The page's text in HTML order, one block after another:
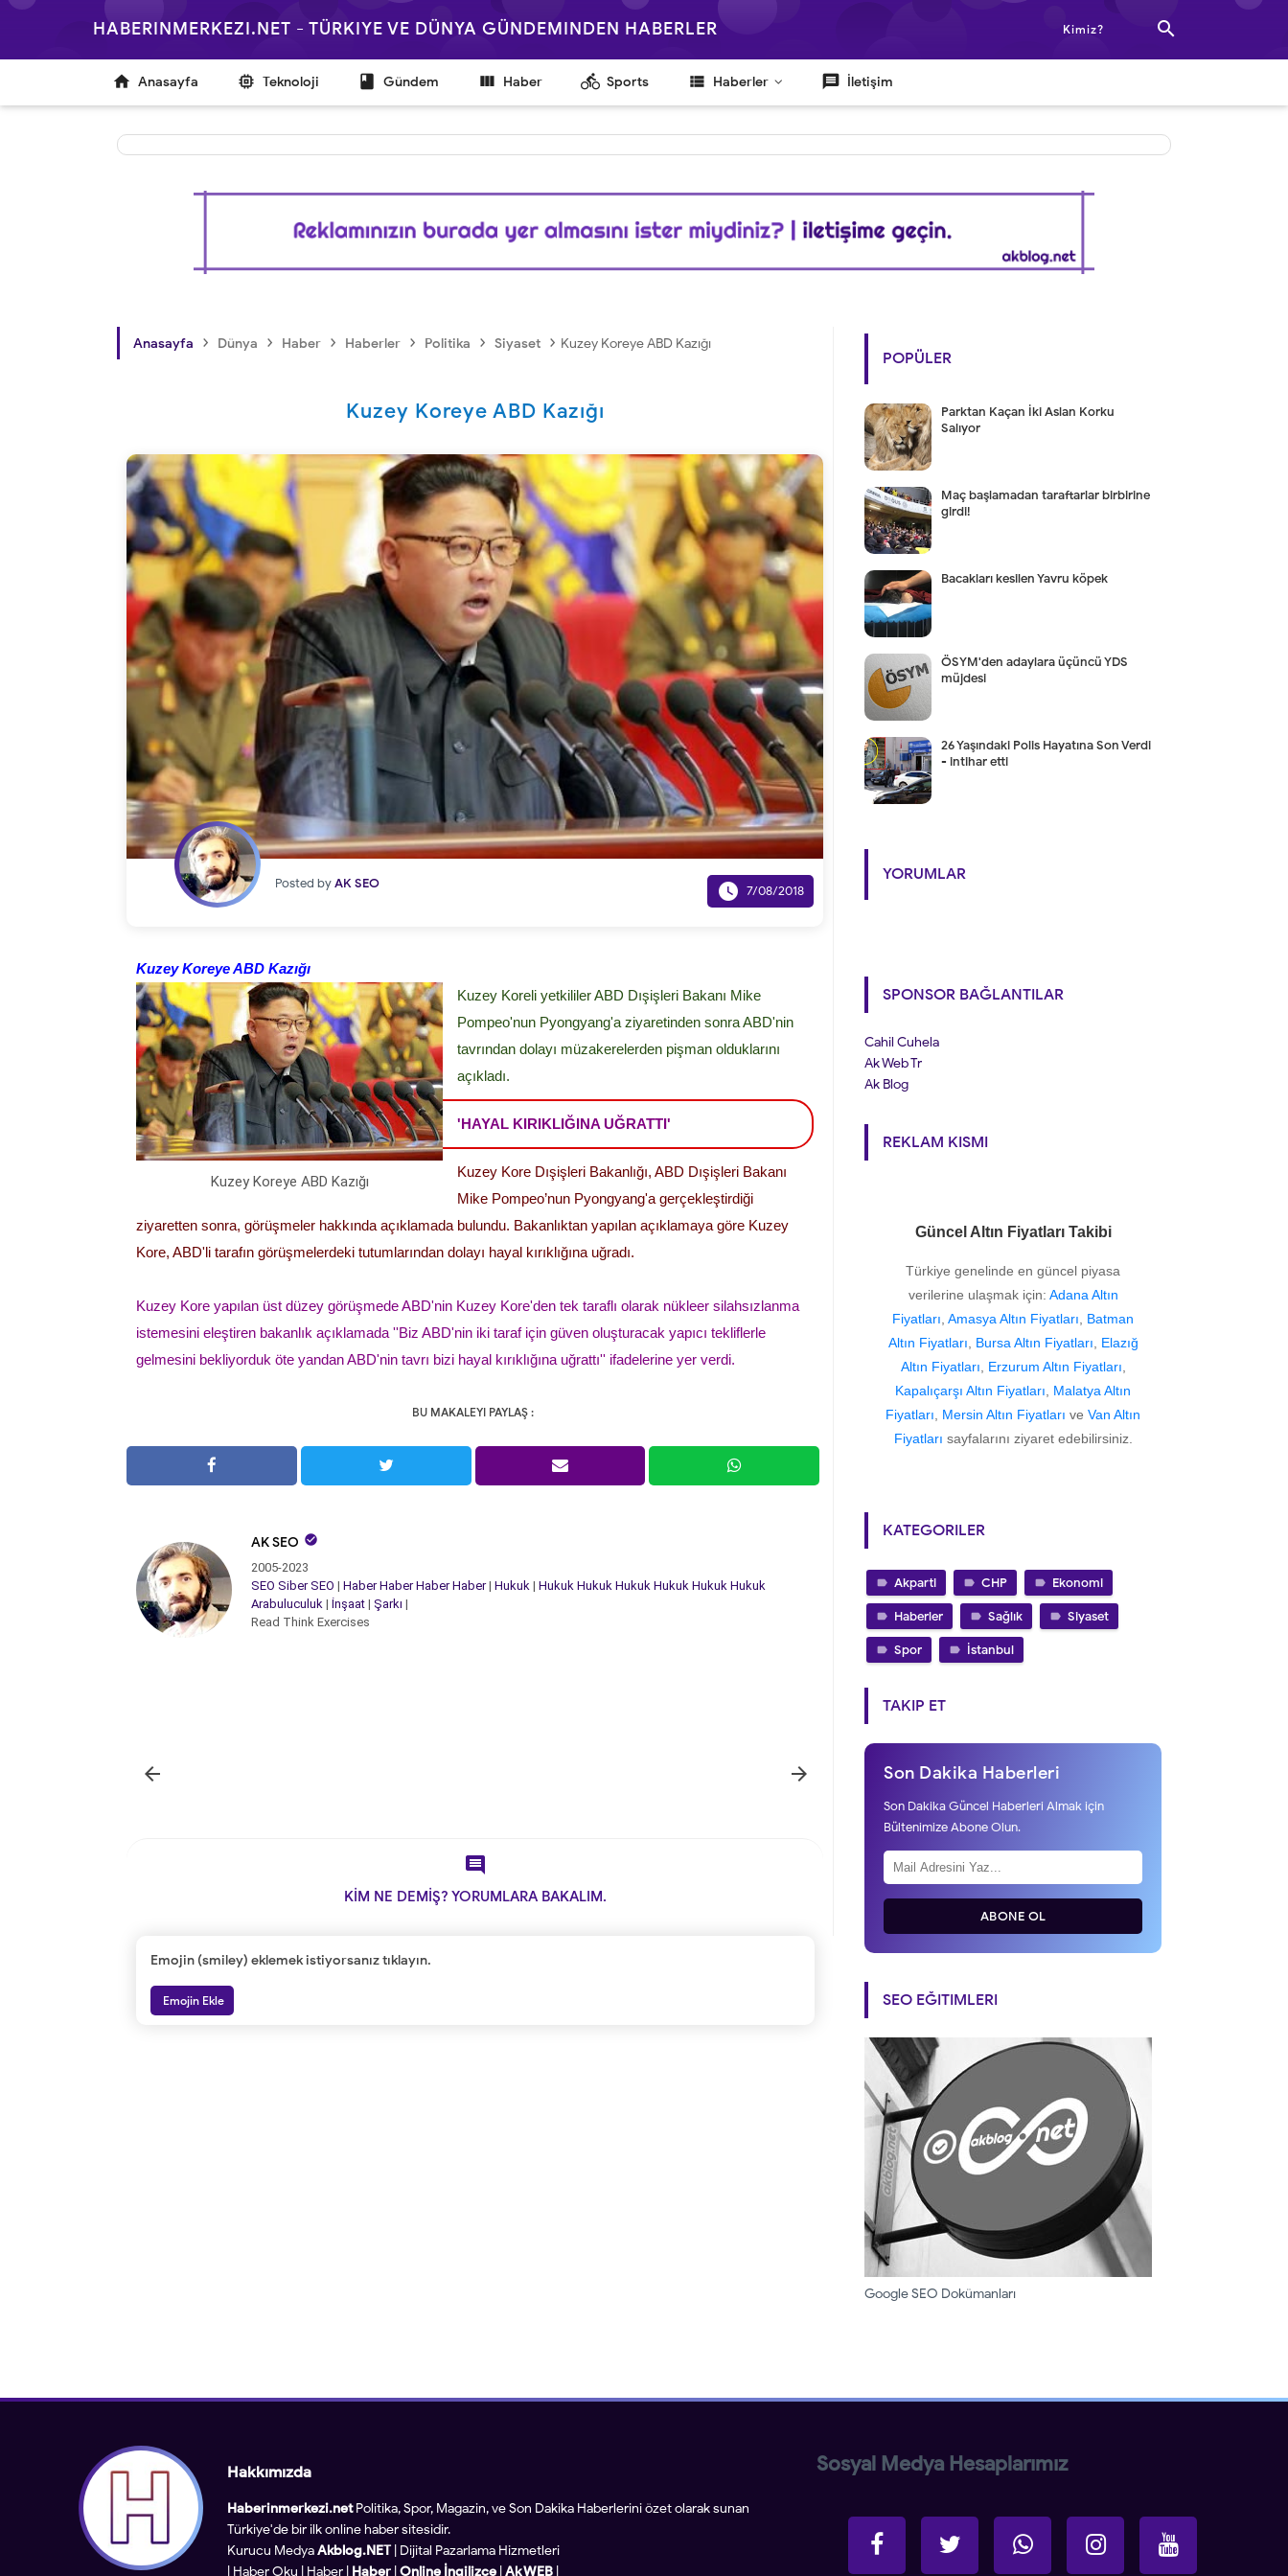
HABERINMERKEZI.NET - TÜRKIYE VE DÜNYA GÜNDEMINDEN HABERLER 
Kimiz?
 Anasayfa  Teknoloji  Gündem  Haber directions_bike Sports view_list Haberler message İletişim
Anasayfa › Dünya › Haber › Haberler › Politika › Siyaset › Kuzey Koreye ABD Kazığı
Kuzey Koreye ABD Kazığı
Posted byAK SEO  7/08/2018
Kuzey Koreye ABD Kazığı
Kuzey Koreye ABD Kazığı
Kuzey Koreli yetkililer ABD Dışişleri Bakanı Mike
Pompeo'nun Pyongyang'a ziyaretinden sonra ABD'nin
tavrından dolayı müzakerelerden pişman olduklarını
açıkladı.
'HAYAL KIRIKLIĞINA UĞRATTI'
Kuzey Kore Dışişleri Bakanlığı, ABD Dışişleri Bakanı
Mike Pompeo’nun Pyongyang'a gerçekleştirdiği
ziyaretten sonra, görüşmeler hakkında açıklamada bulundu. Bakanlıktan yapılan açıklamaya göre Kuzey
Kore, ABD'li tarafın görüşmelerdeki tutumlarından dolayı hayal kırıklığına uğradı.
Kuzey Kore yapılan üst düzey görüşmede ABD'nin Kuzey Kore'den tek taraflı olarak nükleer silahsızlanma
istemesini eleştiren bakanlık açıklamada ''Biz ABD'nin iki taraf için güven oluşturacak yapıcı tekliflerle
gelmesini bekliyorduk öte yandan ABD'nin tavrı bizi hayal kırıklığına uğrattı'' ifadelerine yer verdi.
BU MAKALEYI PAYLAŞ :
AK SEO 
2005-2023
SEO Siber SEO | Haber Haber Haber Haber| Hukuk | Hukuk Hukuk Hukuk Hukuk Hukuk Hukuk
Arabuluculuk | İnşaat | Şarkı |
Read Think Exercises
 

KİM NE DEMİŞ? YORUMLARA BAKALIM.
Emojin (smiley) eklemek istiyorsanız tıklayın.
Emojin Ekle
POPÜLER
Parktan Kaçan İki Aslan Korku
Salıyor
Maç başlamadan taraftarlar birbirine
girdi!
Bacakları kesilen Yavru köpek
ÖSYM'den adaylara üçüncü YDS
müjdesi
26 Yaşındaki Polis Hayatına Son Verdi
- intihar etti
YORUMLAR
SPONSOR BAĞLANTILAR
Cahil Cuhela
Ak Web Tr
Ak Blog
REKLAM KISMI
Güncel Altın Fiyatları Takibi
Türkiye genelinde en güncel piyasa
verilerine ulaşmak için: Adana Altın
Fiyatları, Amasya Altın Fiyatları, Batman
Altın Fiyatları, Bursa Altın Fiyatları, Elazığ
Altın Fiyatları, Erzurum Altın Fiyatları,
Kapalıçarşı Altın Fiyatları, Malatya Altın
Fiyatları, Mersin Altın Fiyatları ve Van Altın
Fiyatları sayfalarını ziyaret edebilirsiniz.
KATEGORILER
Akparti CHP Ekonomi
Haberler Sağlık Siyaset
Spor İstanbul
TAKIP ET
Son Dakika Haberleri
Son Dakika Güncel Haberleri Almak için
Bültenimize Abone Olun.
ABONE OL
SEO EĞITIMLERI
Google SEO Dokümanları
Hakkımızda
Haberinmerkezi.netPolitika, Spor, Magazin, ve Son Dakika Haberlerini özet olarak sunan
Türkiye'de bir ilk online haber sitesidir.
Kurucu MedyaAkblog.NET | Dijital Pazarlama Hizmetleri
Haber Oku Haber Haber Online İngilizce Ak WEB
Sosyal Medya Hesaplarımız